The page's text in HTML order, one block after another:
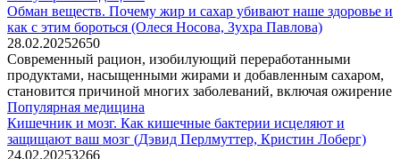
Обман веществ. Почему жир и сахар убивают наше здоровье и
как с этим бороться (Олеся Носова, Зухра Павлова)
28.02.20252650
Современный рацион, изобилующий переработанными
продуктами, насыщенными жирами и добавленным сахаром,
становится причиной многих заболеваний, включая ожирение
Популярная медицина
Кишечник и мозг. Как кишечные бактерии исцеляют и
защищают ваш мозг (Дэвид Перлмуттер, Кристин Лоберг)
24.02.20253266